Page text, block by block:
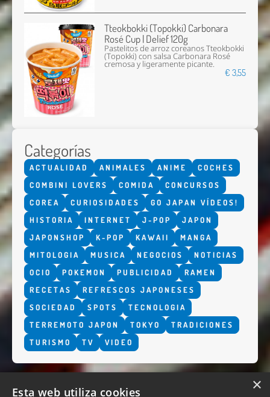
Tteokbokki (Topokki) Carbonara
Rosé Cup | Delief 120g
Pastelitos de arroz coreanos Tteokbokki
(Topokki) con salsa Carbonara Rosé
cremosa y ligeramente picante.
€ 3,55
Categorías
ACTUALIDAD ANIMALES ANIME
COCHES
COMBINI LOVERS
COMIDA
CONCURSOS
COREA
CURIOSIDADES
GO JAPAN VÍDEOS!
HISTORIA
INTERNET J-POP
JAPON
JAPONSHOP
K-POP KAWAII
MANGA
MITOLOGIA
MUSICA NEGOCIOS
NOTICIAS
OCIO
POKEMON PUBLICIDAD
RAMEN
RECETAS
REFRESCOS JAPONESES
SOCIEDAD
SPOTS
TECNOLOGIA
TERREMOTO JAPON
TOKYO
TRADICIONES
TURISMO
TV VIDEO
×
Esta web utiliza cookies